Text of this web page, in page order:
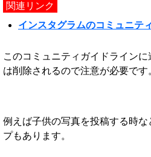
関連リンク
インスタグラムのコミュニテ
このコミュニティガイドライン
は削除されるので注意が必要です
例えば子供の写真を投稿する時
プもあります。